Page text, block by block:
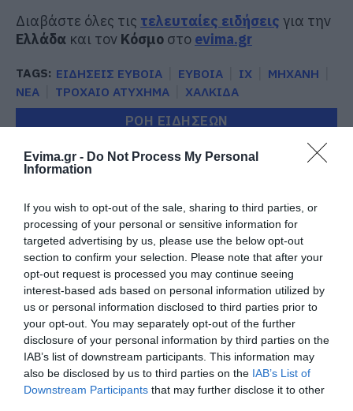
Evima.gr - Do Not Process My Personal
Information
If you wish to opt-out of the sale, sharing to third parties, or
processing of your personal or sensitive information for
targeted advertising by us, please use the below opt-out
section to confirm your selection. Please note that after your
opt-out request is processed you may continue seeing
interest-based ads based on personal information utilized by
us or personal information disclosed to third parties prior to
your opt-out. You may separately opt-out of the further
disclosure of your personal information by third parties on the
IAB’s list of downstream participants. This information may
also be disclosed by us to third parties on the IAB’s List of
Downstream Participants that may further disclose it to other
Διαβάστε όλες τις τελευταίες ειδήσεις για την
Ελλάδα και τον Κόσμο στο evima.gr
TAGS: ΕΙΔΗΣΕΙΣ ΕΥΒΟΙΑ ΕΥΒΟΙΑ ΙΧ
ΜΗΧΑΝΗ
ΝΕΑ
ΤΡΟΧΑΙΟ ΑΤΥΧΗΜΑ ΧΑΛΚΙΔΑ
ΡΟΗ ΕΙΔΗΣΕΩΝ
Αγανάκτηση σε χωριό της
Εύβοιας: Μένουν κάθε μέρα χωρίς
08.08.2026 | 18:20
Αγροτικές ενισχύσεις: Ποιοι θα
λάβουν νωρίτερα τις
προκαταβολές
08.08.2026 | 18:00
Σε πελάγη ευτυχίας
αντιδήμαρχος στην Εύβοια! Έγινε
για τρίτη φορά παππούς!
08.08.2026 | 17:40